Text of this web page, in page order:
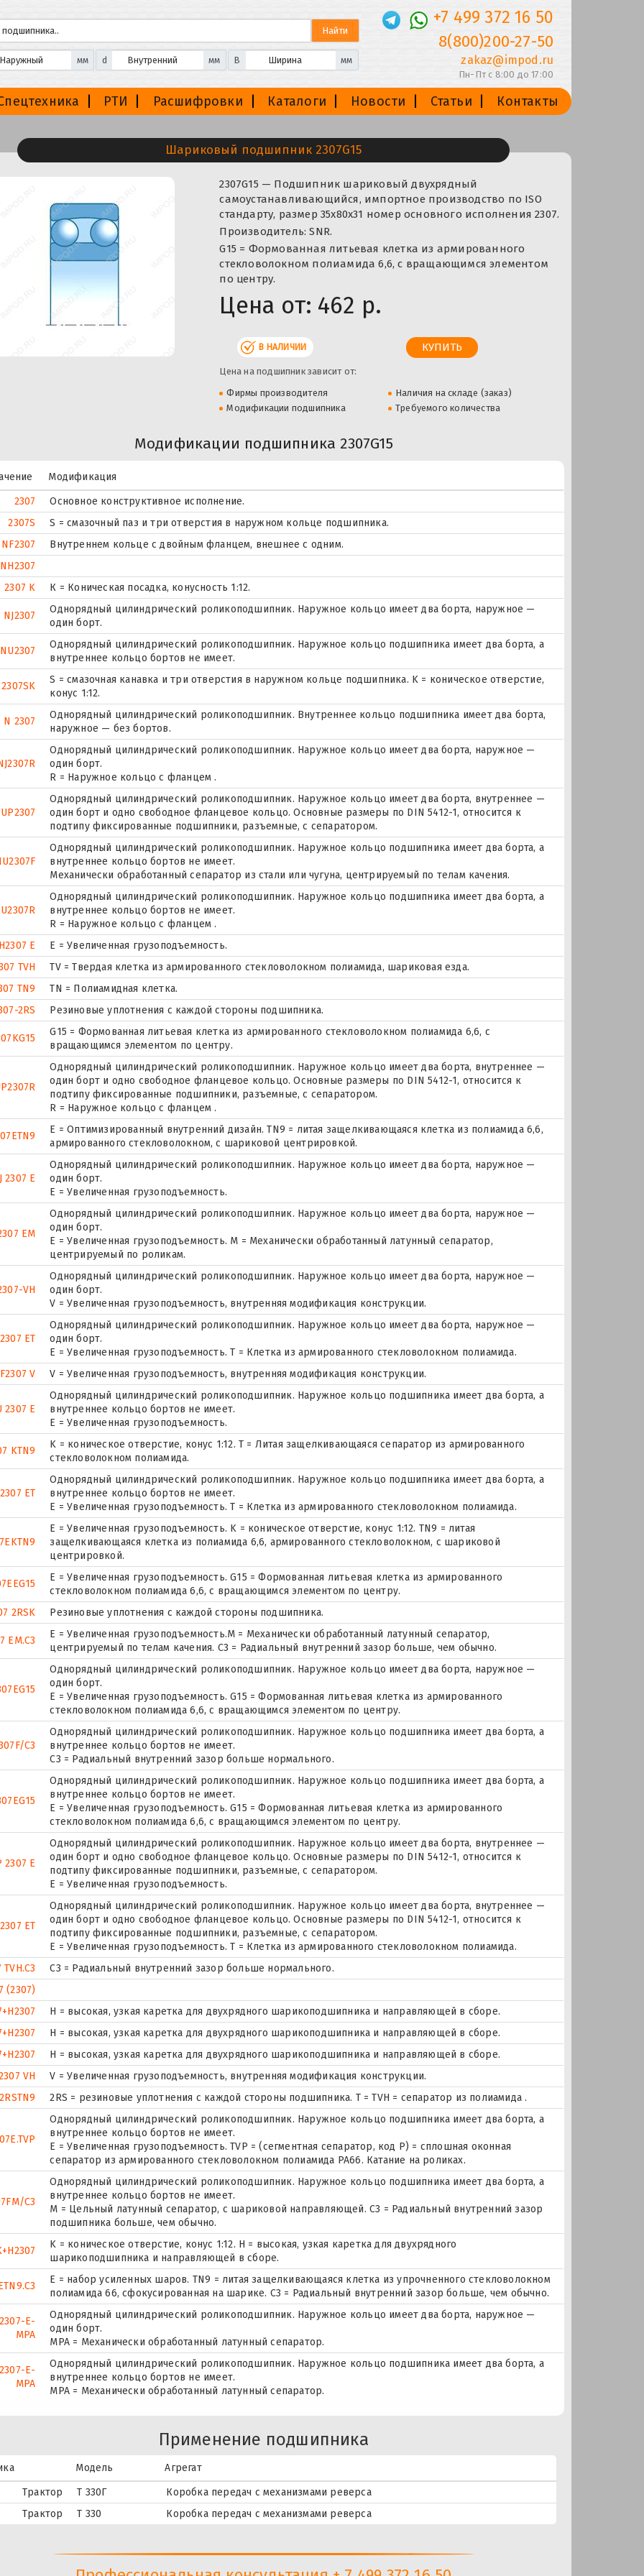
мм d мм B мм
+7 499 372 16 50
8(800)200-27-50
zakaz@impod.ru
Пн-Пт с 8:00 до 17:00
РТИ Расшифровки Каталоги Новости Статьи Контакты
Шариковый подшипник 2307G15
2307G15 — Подшипник шариковый двухрядный
самоустанавливающийся, импортное производство по ISO
стандарту, размер 35x80x31 номер основного исполнения 2307.
Производитель: SNR.
G15 = Формованная литьевая клетка из армированного
стекловолокном полиамида 6,6, с вращающимся элементом
по центру.
Цена от: 462 р.
В НАЛИЧИИ
Цена на подшипник зависит от:
Фирмы производителя
Наличия на складе (заказ)
Модификации подшипника
Требуемого количества
Модификации подшипника 2307G15
Модификация
2307
Основное конструктивное исполнение.
2307S
S = смазочный паз и три отверстия в наружном кольце подшипника.
NF2307
Внутреннем кольце с двойным фланцем, внешнее с одним.
NH2307
2307 K
К = Коническая посадка, конусность 1:12.
NJ2307
Однорядный цилиндрический роликоподшипник. Наружное кольцо имеет два борта, наружное —
один борт.
NU2307
Однорядный цилиндрический роликоподшипник. Наружное кольцо подшипника имеет два борта, а
внутреннее кольцо бортов не имеет.
2307SK
S = смазочная канавка и три отверстия в наружном кольце подшипника. K = коническое отверстие,
конус 1:12.
N 2307
Однорядный цилиндрический роликоподшипник. Внутреннее кольцо подшипника имеет два борта,
наружное — без бортов.
Однорядный цилиндрический роликоподшипник. Наружное кольцо имеет два борта, наружное —
один борт.
R = Наружное кольцо с фланцем .
Однорядный цилиндрический роликоподшипник. Наружное кольцо имеет два борта, внутреннее —
один борт и одно свободное фланцевое кольцо. Основные размеры по DIN 5412-1, относится к
подтипу фиксированные подшипники, разъемные, с сепаратором.
Однорядный цилиндрический роликоподшипник. Наружное кольцо подшипника имеет два борта, а
внутреннее кольцо бортов не имеет.
Механически обработанный сепаратор из стали или чугуна, центрируемый по телам качения.
Однорядный цилиндрический роликоподшипник. Наружное кольцо подшипника имеет два борта, а
внутреннее кольцо бортов не имеет.
R = Наружное кольцо с фланцем .
E
Е = Увеличенная грузоподъемность.
TVH
TV = Твердая клетка из армированного стекловолокном полиамида, шариковая езда.
TN9
TN = Полиамидная клетка.
2RS
Резиновые уплотнения с каждой стороны подшипника.
G15 = Формованная литьевая клетка из армированного стекловолокном полиамида 6,6, с
вращающимся элементом по центру.
Однорядный цилиндрический роликоподшипник. Наружное кольцо имеет два борта, внутреннее —
один борт и одно свободное фланцевое кольцо. Основные размеры по DIN 5412-1, относится к
подтипу фиксированные подшипники, разъемные, с сепаратором.
R = Наружное кольцо с фланцем .
E = Оптимизированный внутренний дизайн. TN9 = литая защелкивающаяся клетка из полиамида 6,6,
армированного стекловолокном, с шариковой центрировкой.
2307 E
Однорядный цилиндрический роликоподшипник. Наружное кольцо имеет два борта, наружное —
один борт.
Е = Увеличенная грузоподъемность.
EM
Однорядный цилиндрический роликоподшипник. Наружное кольцо имеет два борта, наружное —
один борт.
E = Увеличенная грузоподъемность. М = Механически обработанный латунный сепаратор,
центрируемый по роликам.
VH
Однорядный цилиндрический роликоподшипник. Наружное кольцо имеет два борта, наружное —
один борт.
V = Увеличенная грузоподъемность, внутренняя модификация конструкции.
ET
Однорядный цилиндрический роликоподшипник. Наружное кольцо имеет два борта, наружное —
один борт.
E = Увеличенная грузоподъемность. T = Клетка из армированного стекловолокном полиамида.
V
V = Увеличенная грузоподъемность, внутренняя модификация конструкции.
2307 E
Однорядный цилиндрический роликоподшипник. Наружное кольцо подшипника имеет два борта, а
внутреннее кольцо бортов не имеет.
Е = Увеличенная грузоподъемность.
KTN9
K = коническое отверстие, конус 1:12. T = Литая защелкивающаяся сепаратор из армированного
стекловолокном полиамида.
ET
Однорядный цилиндрический роликоподшипник. Наружное кольцо подшипника имеет два борта, а
внутреннее кольцо бортов не имеет.
E = Увеличенная грузоподъемность. T = Клетка из армированного стекловолокном полиамида.
E = Увеличенная грузоподъемность. K = коническое отверстие, конус 1:12. TN9 = литая
защелкивающаяся клетка из полиамида 6,6, армированного стекловолокном, с шариковой
центрировкой.
E = Увеличенная грузоподъемность. G15 = Формованная литьевая клетка из армированного
стекловолокном полиамида 6,6, с вращающимся элементом по центру.
2RSK
Резиновые уплотнения с каждой стороны подшипника.
EM.C3
E = Увеличенная грузоподъемность.M = Механически обработанный латунный сепаратор,
центрируемый по телам качения. C3 = Радиальный внутренний зазор больше, чем обычно.
Однорядный цилиндрический роликоподшипник. Наружное кольцо имеет два борта, наружное —
один борт.
E = Увеличенная грузоподъемность. G15 = Формованная литьевая клетка из армированного
стекловолокном полиамида 6,6, с вращающимся элементом по центру.
C3
Однорядный цилиндрический роликоподшипник. Наружное кольцо подшипника имеет два борта, а
внутреннее кольцо бортов не имеет.
C3 = Радиальный внутренний зазор больше нормального.
Однорядный цилиндрический роликоподшипник. Наружное кольцо подшипника имеет два борта, а
внутреннее кольцо бортов не имеет.
E = Увеличенная грузоподъемность. G15 = Формованная литьевая клетка из армированного
стекловолокном полиамида 6,6, с вращающимся элементом по центру.
2307 E
Однорядный цилиндрический роликоподшипник. Наружное кольцо имеет два борта, внутреннее —
один борт и одно свободное фланцевое кольцо. Основные размеры по DIN 5412-1, относится к
подтипу фиксированные подшипники, разъемные, с сепаратором.
Е = Увеличенная грузоподъемность.
ET
Однорядный цилиндрический роликоподшипник. Наружное кольцо имеет два борта, внутреннее —
один борт и одно свободное фланцевое кольцо. Основные размеры по DIN 5412-1, относится к
подтипу фиксированные подшипники, разъемные, с сепаратором.
E = Увеличенная грузоподъемность. T = Клетка из армированного стекловолокном полиамида.
TVH.C3
C3 = Радиальный внутренний зазор больше нормального.
(2307)
H = высокая, узкая каретка для двухрядного шарикоподшипника и направляющей в сборе.
H = высокая, узкая каретка для двухрядного шарикоподшипника и направляющей в сборе.
H = высокая, узкая каретка для двухрядного шарикоподшипника и направляющей в сборе.
VH
V = Увеличенная грузоподъемность, внутренняя модификация конструкции.
2RS = резиновые уплотнения с каждой стороны подшипника. Т = TVH = сепаратор из полиамида .
Однорядный цилиндрический роликоподшипник. Наружное кольцо подшипника имеет два борта, а
внутреннее кольцо бортов не имеет.
E = Увеличенная грузоподъемность. TVP = (сегментная сепаратор, код P) = сплошная оконная
сепаратор из армированного стекловолокном полиамида PA66. Катание на роликах.
C3
Однорядный цилиндрический роликоподшипник. Наружное кольцо подшипника имеет два борта, а
внутреннее кольцо бортов не имеет.
M = Цельный латунный сепаратор, с шариковой направляющей. C3 = Радиальный внутренний зазор
подшипника больше, чем обычно.
K = коническое отверстие, конус 1:12. H = высокая, узкая каретка для двухрядного
шарикоподшипника и направляющей в сборе.
E = набор усиленных шаров. TN9 = литая защелкивающаяся клетка из упрочненного стекловолокном
полиамида 66, сфокусированная на шарике. C3 = Радиальный внутренний зазор больше, чем обычно.
E-
MPA
Однорядный цилиндрический роликоподшипник. Наружное кольцо имеет два борта, наружное —
один борт.
MPA = Механически обработанный латунный сепаратор.
E-
MPA
Однорядный цилиндрический роликоподшипник. Наружное кольцо подшипника имеет два борта, а
внутреннее кольцо бортов не имеет.
MPA = Механически обработанный латунный сепаратор.
Применение подшипника
Модель
Агрегат
Трактор
Т 330Г
Коробка передач с механизмами реверса
Трактор
Т 330 Коробка передач с механизмами реверса